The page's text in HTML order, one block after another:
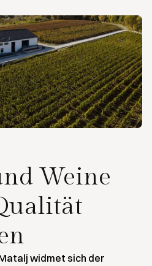
Weine
widmet sich der